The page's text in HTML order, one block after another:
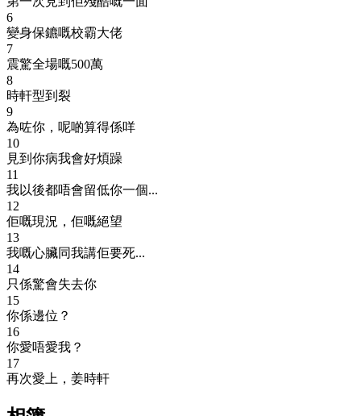
6
變身保鑣嘅校霸大佬
7
震驚全場嘅500萬
8
時軒型到裂
9
為咗你，呢啲算得係咩
10
見到你病我會好煩躁
11
我以後都唔會留低你一個...
12
佢嘅現況，佢嘅絕望
13
我嘅心臟同我講佢要死...
14
只係驚會失去你
15
你係邊位？
16
你愛唔愛我？
17
再次愛上，姜時軒